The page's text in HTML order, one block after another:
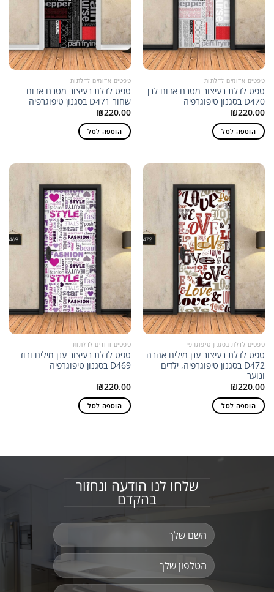
טפטים אדומים לדלתות
טפט לדלת בעיצוב מטבח אדום לבן
D470 בסגנון טיפוגרפיה
₪220.00
הוספה לסל
טפטים אדומים לדלתות
טפט לדלת בעיצוב מטבח אדום
שחור D471 בסגנון טיפוגרפיה
₪220.00
הוספה לסל
טפטים לדלת בסגנון טיפוגרפי
טפט לדלת בעיצוב ענן מילים אהבה
D472 בסגנון טיפוגרפיה, ילדים
ונוער
₪220.00
הוספה לסל
טפטים ורודים לדלתות
טפט לדלת בעיצוב ענן מילים ורוד
D469 בסגנון טיפוגרפיה
₪220.00
הוספה לסל
שלחו לנו הודעה ונחזור
בהקדם